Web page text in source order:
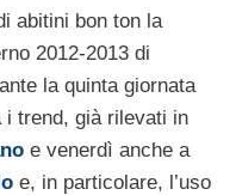
abitini bon ton la
2012-2013 di
la quinta giornata
i trend, già rilevati in
e venerdì anche a
e, in particolare, l’uso